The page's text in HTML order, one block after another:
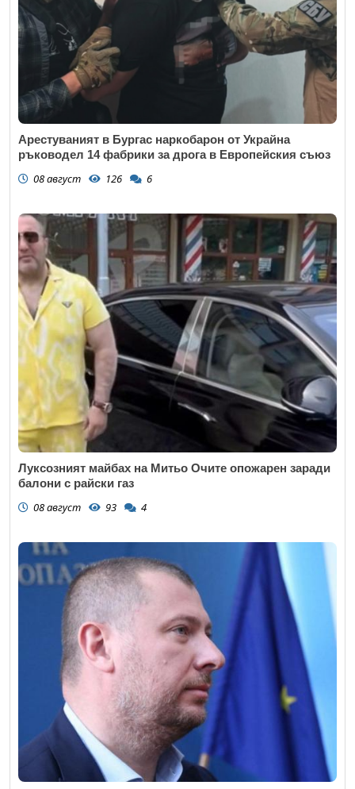
Арестуваният в Бургас наркобарон от Украйна
ръководел 14 фабрики за дрога в Европейския съюз
08 август 126 6
Луксозният майбах на Митьо Очите опожарен заради
балони с райски газ
08 август 93 4